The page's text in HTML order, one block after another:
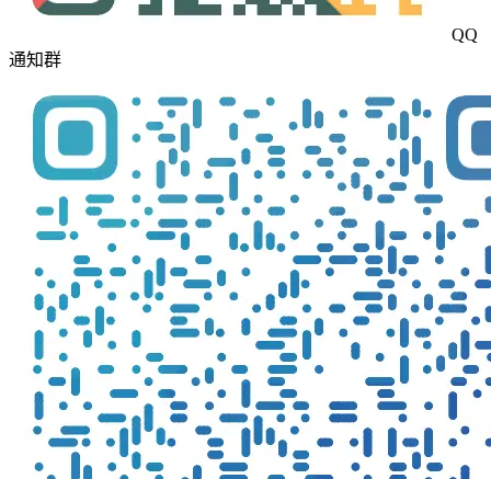
QQ
通知群